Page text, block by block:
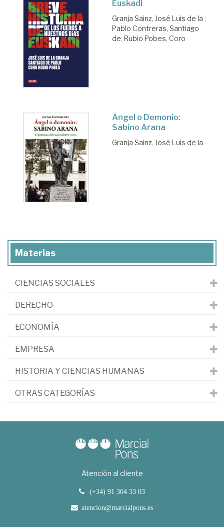
Euskadi
Granja Sainz, José Luis de la ;
Pablo Contreras, Santiago
de; Rubio Pobes, Coro
Ángel o Demonio:
Sabino Arana
Granja Sainz, José Luis de la
Materias
CIENCIAS SOCIALES
DERECHO
ECONOMÍA
EMPRESA
HISTORIA Y CIENCIAS HUMANAS
OTRAS CATEGORÍAS
Atención al cliente
(+34) 91 304 33 03
atencion@marcialpons.es